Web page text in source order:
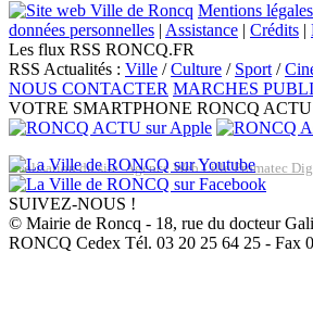
Mentions légales
données personnelles | Assistance | Crédits |
Les flux RSS RONCQ.FR
RSS Actualités : Ville /Culture / Sport /
NOUS CONTACTER MARCHES
VOTRE SMARTPHONE RONCQ ACTU
Réalisation du site: Agence Web Lille Promatec
SUIVEZ-NOUS !
© Mairie de Roncq - 18, rue du docteur
RONCQ Cedex Tél. 03 20 25 64 25 - Fax